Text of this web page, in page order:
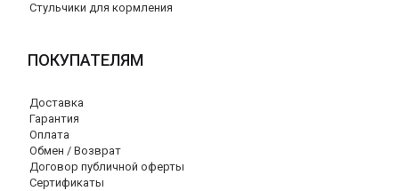
Стульчики для кормления
ПОКУПАТЕЛЯМ
Доставка
Гарантия
Оплата
Обмен / Возврат
Договор публичной оферты
Сертификаты